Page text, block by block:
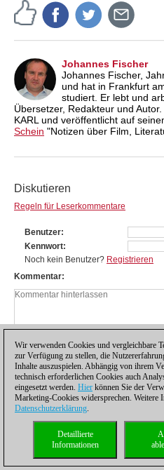
Johannes Fischer
Johannes Fischer,
und hat in Frankfurt
studiert. Er lebt und
Übersetzer, Redakteur und
KARL und veröffentlicht auf
Schein "Notizen über Film,
Diskutieren
Regeln für Leserkommentare
Benutzer
Kennwort
Noch kein Benutzer? Registrieren
Kommentar
Datenschutzhinweis|
Compliance
coldest
Wir verwenden Cookies und vergleichbare
zur Verfügung zu stellen, die
Inhalte auszuspielen. Abhängig von ihrem
technisch erforderlichen Cookies auch
eingesetzt werden. Hier können Sie der
Marketing-Cookies widersprechen. Weitere
Datenschutzerklärung.
Detaillierte
Informationen